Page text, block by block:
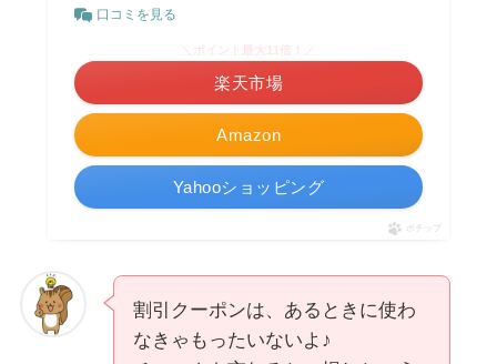
口コミを見る
Amazon
楽天市場
Yahooショッピング
ポチップ
割引クーポンは、あるときに使わ
なきゃもったいないよ♪